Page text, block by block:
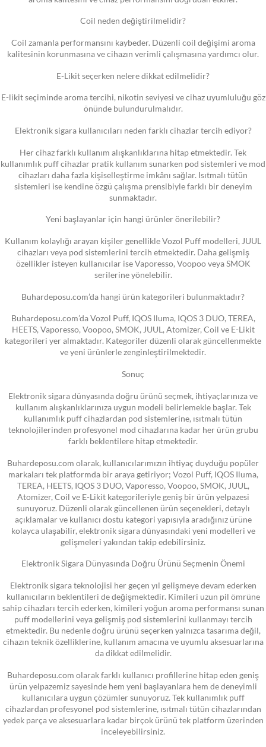
Coil neden değiştirilmelidir?
Coil zamanla performansını kaybeder. Düzenli coil değişimi aroma
kalitesinin korunmasına ve cihazın verimli çalışmasına yardımcı olur.
E-Likit seçerken nelere dikkat edilmelidir?
E-likit seçiminde aroma tercihi, nikotin seviyesi ve cihaz uyumluluğu göz
önünde bulundurulmalıdır.
Elektronik sigara kullanıcıları neden farklı cihazlar tercih ediyor?
Her cihaz farklı kullanım alışkanlıklarına hitap etmektedir. Tek
kullanımlık puff cihazlar pratik kullanım sunarken pod sistemleri ve mod
cihazları daha fazla kişiselleştirme imkânı sağlar. Isıtmalı tütün
sistemleri ise kendine özgü çalışma prensibiyle farklı bir deneyim
sunmaktadır.
Yeni başlayanlar için hangi ürünler önerilebilir?
Kullanım kolaylığı arayan kişiler genellikle Vozol Puff modelleri, JUUL
cihazları veya pod sistemlerini tercih etmektedir. Daha gelişmiş
özellikler isteyen kullanıcılar ise Vaporesso, Voopoo veya SMOK
serilerine yönelebilir.
Buhardeposu.com’da hangi ürün kategorileri bulunmaktadır?
Buhardeposu.com’da Vozol Puff, IQOS Iluma, IQOS 3 DUO, TEREA,
HEETS, Vaporesso, Voopoo, SMOK, JUUL, Atomizer, Coil ve E-Likit
kategorileri yer almaktadır. Kategoriler düzenli olarak güncellenmekte
ve yeni ürünlerle zenginleştirilmektedir.
Sonuç
Elektronik sigara dünyasında doğru ürünü seçmek, ihtiyaçlarınıza ve
kullanım alışkanlıklarınıza uygun modeli belirlemekle başlar. Tek
kullanımlık puff cihazlardan pod sistemlerine, ısıtmalı tütün
teknolojilerinden profesyonel mod cihazlarına kadar her ürün grubu
farklı beklentilere hitap etmektedir.
Buhardeposu.com olarak, kullanıcılarımızın ihtiyaç duyduğu popüler
markaları tek platformda bir araya getiriyor; Vozol Puff, IQOS Iluma,
TEREA, HEETS, IQOS 3 DUO, Vaporesso, Voopoo, SMOK, JUUL,
Atomizer, Coil ve E-Likit kategorileriyle geniş bir ürün yelpazesi
sunuyoruz. Düzenli olarak güncellenen ürün seçenekleri, detaylı
açıklamalar ve kullanıcı dostu kategori yapısıyla aradığınız ürüne
kolayca ulaşabilir, elektronik sigara dünyasındaki yeni modelleri ve
gelişmeleri yakından takip edebilirsiniz.
Elektronik Sigara Dünyasında Doğru Ürünü Seçmenin Önemi
Elektronik sigara teknolojisi her geçen yıl gelişmeye devam ederken
kullanıcıların beklentileri de değişmektedir. Kimileri uzun pil ömrüne
sahip cihazları tercih ederken, kimileri yoğun aroma performansı sunan
puff modellerini veya gelişmiş pod sistemlerini kullanmayı tercih
etmektedir. Bu nedenle doğru ürünü seçerken yalnızca tasarıma değil,
cihazın teknik özelliklerine, kullanım amacına ve uyumlu aksesuarlarına
da dikkat edilmelidir.
Buhardeposu.com olarak farklı kullanıcı profillerine hitap eden geniş
ürün yelpazemiz sayesinde hem yeni başlayanlara hem de deneyimli
kullanıcılara uygun çözümler sunuyoruz. Tek kullanımlık puff
cihazlardan profesyonel pod sistemlerine, ısıtmalı tütün cihazlarından
yedek parça ve aksesuarlara kadar birçok ürünü tek platform üzerinden
inceleyebilirsiniz.